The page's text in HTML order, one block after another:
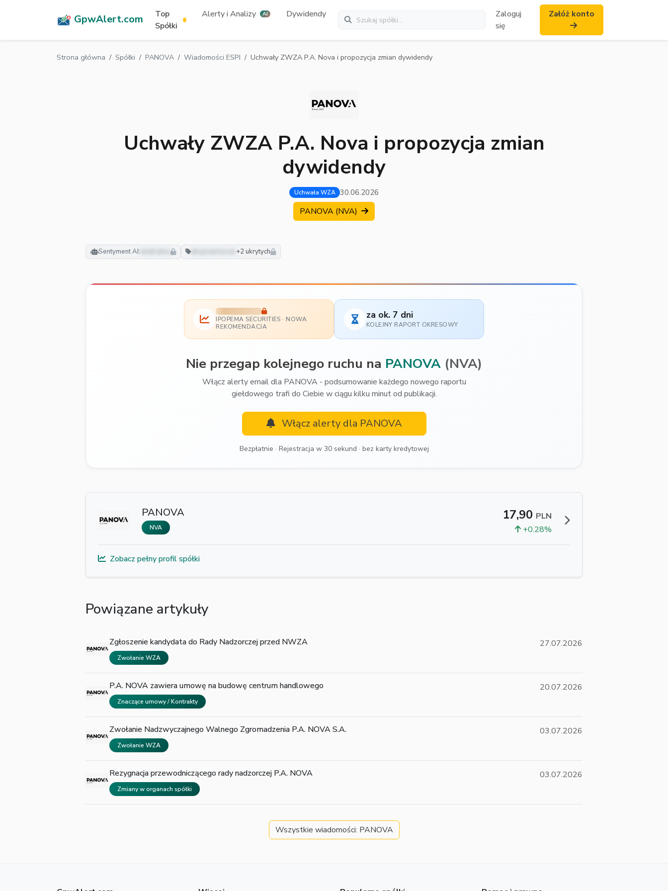
GpwAlert.com
Top
Spółki
Alerty i Analizy AI Dywidendy
Zaloguj
się
Załóż konto
Strona główna Spółki PANOVA Wiadomości ESPI Uchwały ZWZA P.A. Nova i propozycja zmian dywidendy
Uchwały ZWZA P.A. Nova i propozycja zmian
dywidendy
Uchwała WZA 30.06.2026
PANOVA (NVA)
Sentyment AI: neutralny akcjonariusze +2 ukrytych
IPOPEMA SECURITIES · NOWA
REKOMENDACJA
za ok. 7 dni
KOLEJNY RAPORT OKRESOWY
Nie przegap kolejnego ruchu na PANOVA (NVA)
Włącz alerty email dla PANOVA - podsumowanie każdego nowego raportu
giełdowego trafi do Ciebie w ciągu kilku minut od publikacji.
Włącz alerty dla PANOVA
Bezpłatnie · Rejestracja w 30 sekund · bez karty kredytowej
PANOVA
NVA
17,90 PLN
+0.28%
Zobacz pełny profil spółki
Powiązane artykuły
Zgłoszenie kandydata do Rady Nadzorczej przed NWZA
Zwołanie WZA
27.07.2026
P.A. NOVA zawiera umowę na budowę centrum handlowego
Znaczące umowy / Kontrakty
20.07.2026
Zwołanie Nadzwyczajnego Walnego Zgromadzenia P.A. NOVA S.A.
Zwołanie WZA
03.07.2026
Rezygnacja przewodniczącego rady nadzorczej P.A. NOVA
Zmiany w organach spółki
03.07.2026
Wszystkie wiadomości: PANOVA